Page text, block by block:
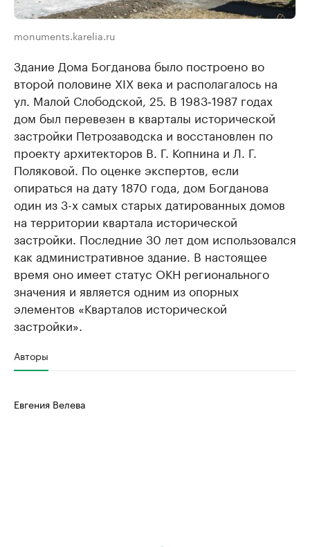
monuments.karelia.ru
Здание Дома Богданова было построено во
второй половине XIX века и располагалось на
ул. Малой Слободской, 25. В 1983‑1987 годах
дом был перевезен в кварталы исторической
застройки Петрозаводска и восстановлен по
проекту архитекторов В. Г. Копнина и Л. Г.
Поляковой. По оценке экспертов, если
опираться на дату 1870 года, дом Богданова
один из 3-х самых старых датированных домов
на территории квартала исторической
застройки. Последние 30 лет дом использовался
как административное здание. В настоящее
время оно имеет статус ОКН регионального
значения и является одним из опорных
элементов «Кварталов исторической
застройки».
Авторы
Евгения Велева